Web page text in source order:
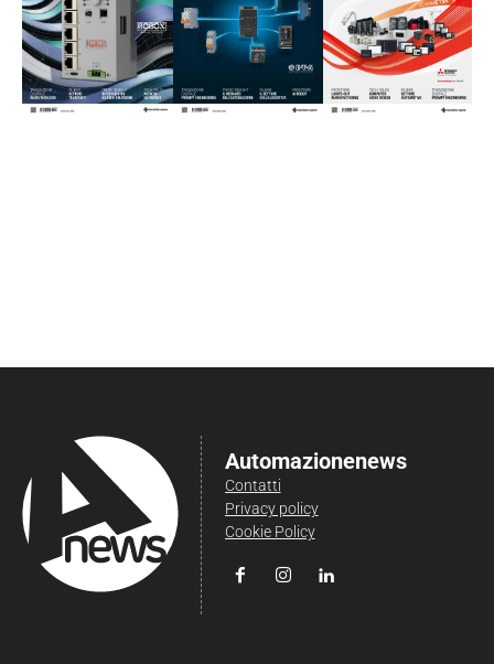
Automazionenews
Contatti
Privacy policy
Cookie Policy